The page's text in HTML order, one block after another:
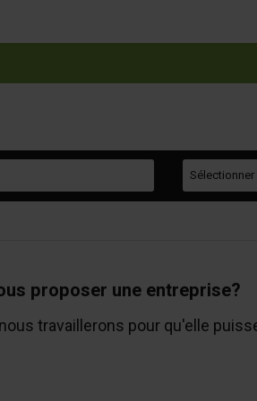
proposer une entreprise?
travaillerons pour qu'elle